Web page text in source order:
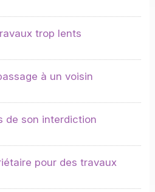
trop lents
à un voisin
de son interdiction
pour des travaux